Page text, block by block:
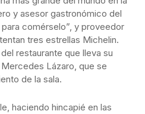
y asesor gastronómico del
comérselo”, y proveedor
tres estrellas Michelin.
restaurante que lleva su
Lázaro, que se
de la sala.
haciendo hincapié en las